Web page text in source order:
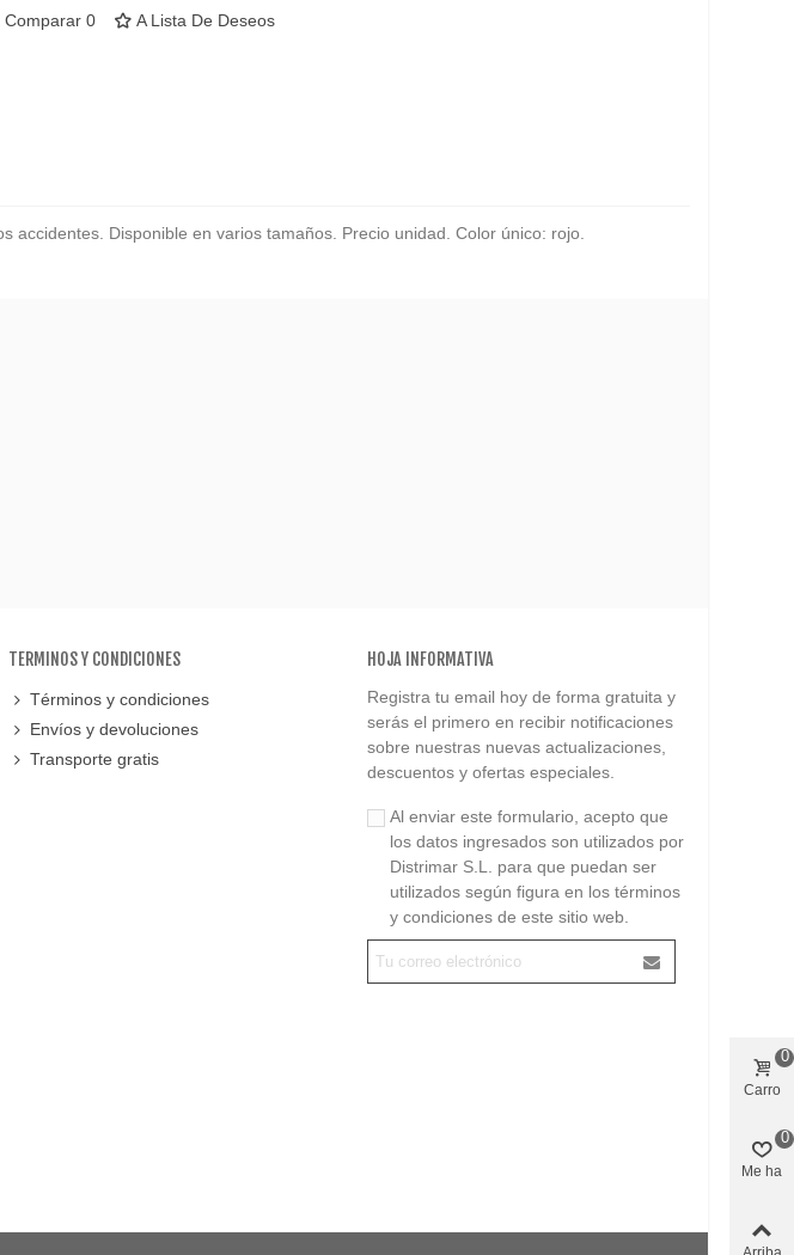
Comparar 0 A Lista De Deseos
accidentes. Disponible en varios tamaños. Precio unidad. Color único: rojo.
TERMINOS Y CONDICIONES
Términos y condiciones
Envíos y devoluciones
Transporte gratis
HOJA INFORMATIVA
Registra tu email hoy de forma gratuita y
serás el primero en recibir notificaciones
sobre nuestras nuevas actualizaciones,
descuentos y ofertas especiales.
Al enviar este formulario, acepto que
los datos ingresados son utilizados por
Distrimar S.L. para que puedan ser
utilizados según figura en los términos
y condiciones de este sitio web.
Carro
0
Me ha
0